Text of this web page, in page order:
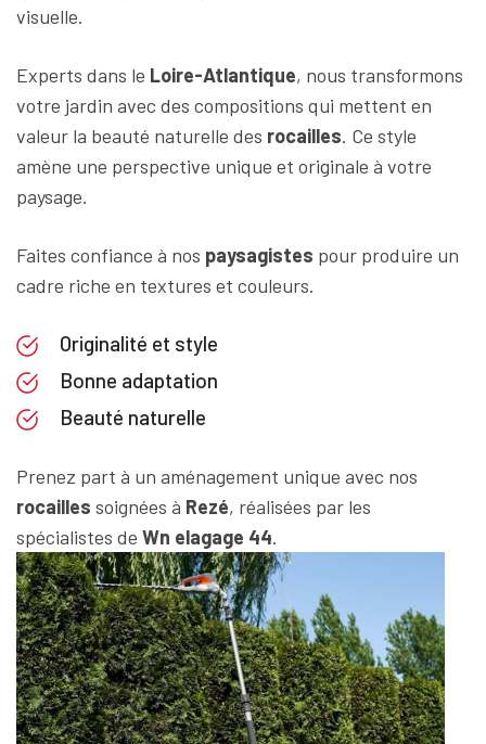
visuelle.
Experts dans le Loire-Atlantique, nous transformons
votre jardin avec des compositions qui mettent en
valeur la beauté naturelle des rocailles. Ce style
amène une perspective unique et originale à votre
paysage.
Faites confiance à nos paysagistes pour produire un
cadre riche en textures et couleurs.
Originalité et style
Bonne adaptation
Beauté naturelle
Prenez part à un aménagement unique avec nos
rocailles soignées à Rezé, réalisées par les
spécialistes de Wn elagage 44.